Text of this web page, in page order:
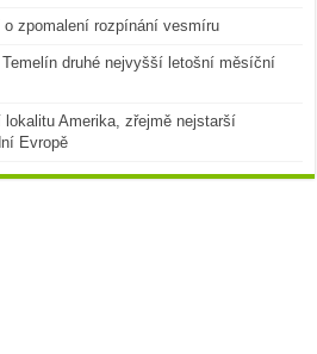
zpomalení rozpínání vesmíru
Temelín druhé nejvyšší letošní měsíční
Amerika, zřejmě nejstarší
Evropě